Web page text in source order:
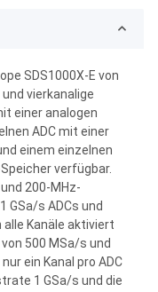
SDS1000X-E von
vierkanalige
einer analogen
ADC mit einer
einem einzelnen
verfügbar.
200-MHz-
GSa/s ADCs und
Kanäle aktiviert
500 MSa/s und
ein Kanal pro ADC
1 GSa/s und die